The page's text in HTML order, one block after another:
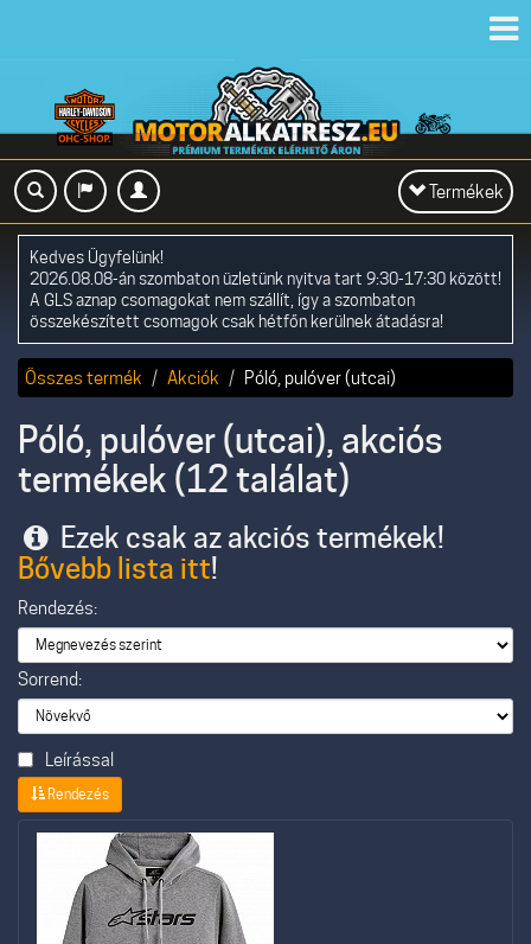
Toggle
navigation
Termékek
Kedves Ügyfelünk!
2026.08.08-án szombaton üzletünk nyitva tart 9:30-17:30 között!
A GLS aznap csomagokat nem szállít, így a szombaton
összekészített csomagok csak hétfőn kerülnek átadásra!
Összes termék Akciók Póló, pulóver (utcai)
Póló, pulóver (utcai), akciós
termékek (12 találat)
Ezek csak az akciós termékek!
Bővebb lista itt!
Rendezés:
Sorrend:
Leírással
Rendezés